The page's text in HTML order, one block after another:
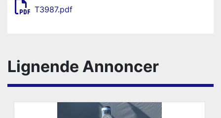
T3987.pdf
Lignende Annoncer